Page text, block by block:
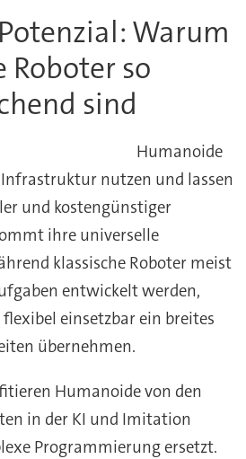
Warum
so
sind
Humanoide
nutzen und lassen
und kostengünstiger
ihre universelle
klassische Roboter meist
entwickelt werden,
einsetzbar ein breites
übernehmen.
Humanoide von den
in der KI und Imitation
Programmierung ersetzt.